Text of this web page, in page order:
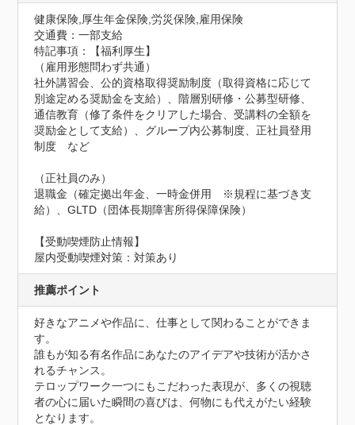
健康保険,厚生年金保険,労災保険,雇用保険
交通費：一部支給
特記事項：【福利厚生】
（雇用形態問わず共通）
社外講習会、公的資格取得奨励制度（取得資格に応じて
別途定める奨励金を支給）、階層別研修・公募型研修、
通信教育（修了条件をクリアした場合、受講料の全額を
奨励金として支給）、グループ内公募制度、正社員登用
制度　など
（正社員のみ）
退職金（確定拠出年金、一時金併用　※規程に基づき支
給）、GLTD（団体長期障害所得保障保険）
【受動喫煙防止情報】
屋内受動喫煙対策：対策あり
推薦ポイント
好きなアニメや作品に、仕事として関わることができま
す。
誰もが知る有名作品にあなたのアイデアや技術が活かさ
れるチャンス。
テロップワーク一つにもこだわった表現が、多くの視聴
者の心に届いた瞬間の喜びは、何物にも代えがたい経験
となります。